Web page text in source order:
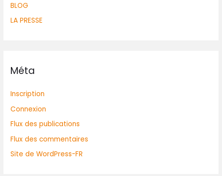
BLOG
LA PRESSE
Méta
Inscription
Connexion
Flux des publications
Flux des commentaires
Site de WordPress-FR